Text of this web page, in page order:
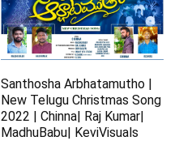
Santhosha Arbhatamutho |
New Telugu Christmas Song
2022 | Chinna| Raj Kumar|
MadhuBabu| KeviVisuals